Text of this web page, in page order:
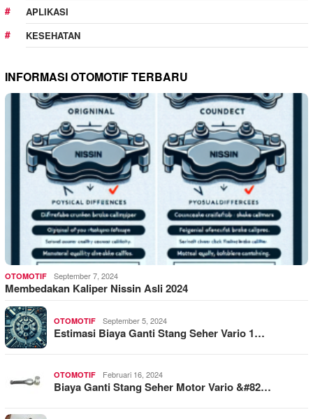
APLIKASI
KESEHATAN
INFORMASI OTOMOTIF TERBARU
OTOMOTIF September 7, 2024
Membedakan Kaliper Nissin Asli 2024
OTOMOTIF September 5, 2024
Estimasi Biaya Ganti Stang Seher Vario 1…
OTOMOTIF Februari 16, 2024
Biaya Ganti Stang Seher Motor Vario &#82…